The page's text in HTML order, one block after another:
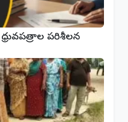
పరిశీలన